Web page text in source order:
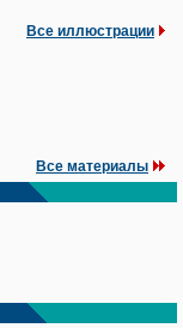
Все иллюстрации
Все материалы